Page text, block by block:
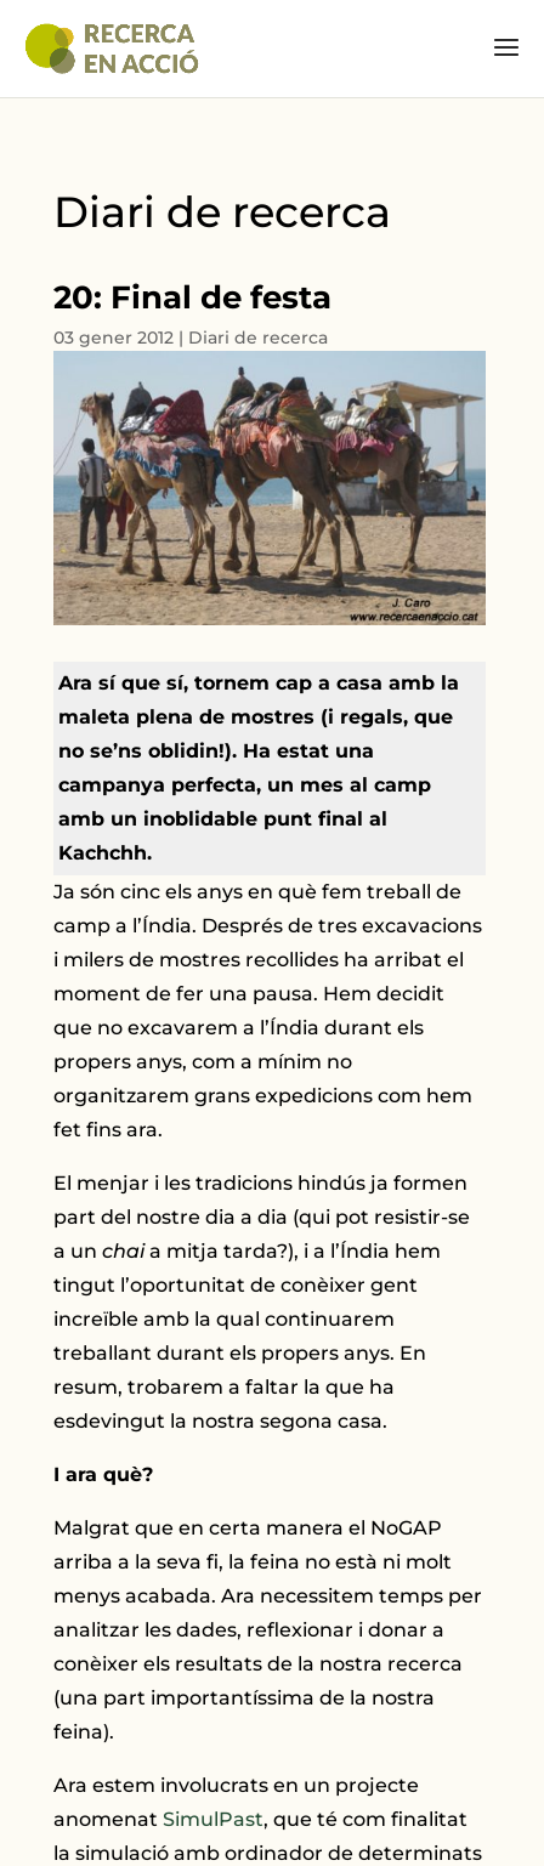
Diari de recerca
20: Final de festa
03 gener 2012 | Diari de recerca
Ara sí que sí, tornem cap a casa amb la
maleta plena de mostres (i regals, que
no se’ns oblidin!). Ha estat una
campanya perfecta, un mes al camp
amb un inoblidable punt final al
Kachchh.
Ja són cinc els anys en què fem treball de
camp a l’Índia. Després de tres excavacions
i milers de mostres recollides ha arribat el
moment de fer una pausa. Hem decidit
que no excavarem a l’Índia durant els
propers anys, com a mínim no
organitzarem grans expedicions com hem
fet fins ara.
El menjar i les tradicions hindús ja formen
part del nostre dia a dia (qui pot resistir-se
a unchaia mitja tarda?), i a l’Índia hem
tingut l’oportunitat de conèixer gent
increïble amb la qual continuarem
treballant durant els propers anys. En
resum, trobarem a faltar la que ha
esdevingut la nostra segona casa.
I ara què?
Malgrat que en certa manera el NoGAP
arriba a la seva fi, la feina no està ni molt
menys acabada. Ara necessitem temps per
analitzar les dades, reflexionar i donar a
conèixer els resultats de la nostra recerca
(una part importantíssima de la nostra
feina).
Ara estem involucrats en un projecte
anomenatSimulPast, que té com finalitat
la simulació amb ordinador de determinats